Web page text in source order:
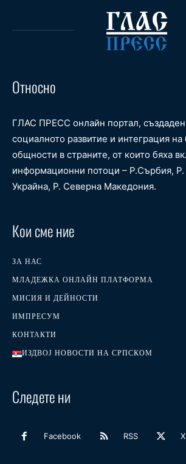
Относно
ГЛАС ПРЕСС онлайн портал, създаден
социалното развитие и интеграция на
общности в страните, от които бяха
информационни потоци – Р.Сърбия,
Украйна, Р. Северна Македония.
Кои сме ние
ЗА НАС
МЛАДЕЖКА ОНЛАЙН ПЛАТФОРМА
МИСИЯ И ДЕЙНОСТИ
ИМПРЕСУМ
КОНТАКТИ
ИЗДВОЈ НОВОСТИ НА СРПСКОМ
Следете ни
Facebook RSS X